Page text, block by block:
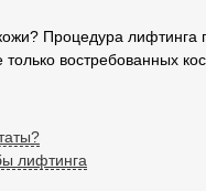
Процедура лифтинга
востребованных
лифтинга